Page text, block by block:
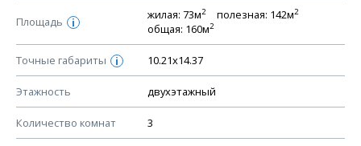
Площадь i
жилая: 73м2 полезная: 142м2
общая: 160м2
Точные габариты i 10.21х14.37
Этажность двухэтажный
Количество комнат 3
Спецификация материалов стен
Схема расположения лаг чердака (если есть)
Схема расположения элементов стропил
Спецификация элементов стропил
Устройство стропильной системы
Узлы устройства кровли